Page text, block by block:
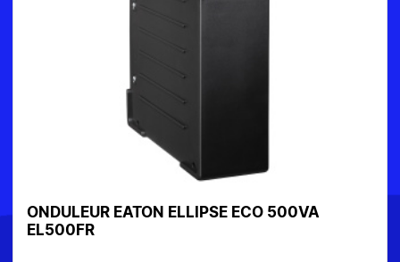
ONDULEUR EATON ELLIPSE ECO 500VA
EL500FR